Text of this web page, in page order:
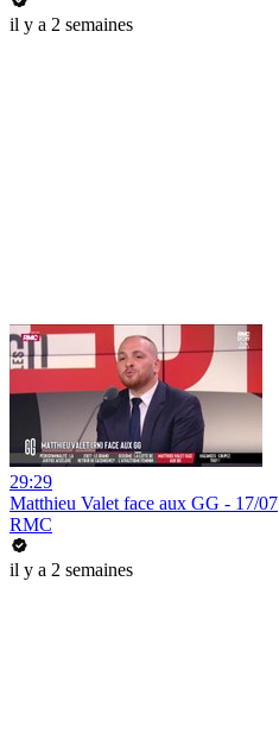
il y a 2 semaines
29:29
Matthieu Valet face aux GG - 17/07
RMC
il y a 2 semaines